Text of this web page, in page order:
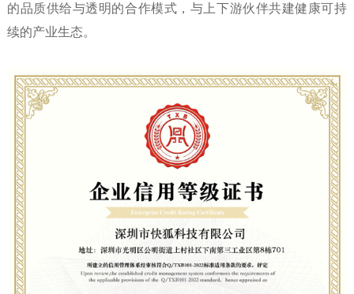
的品质供给与透明的合作模式，与上下游伙伴共建健康可持
续的产业生态。